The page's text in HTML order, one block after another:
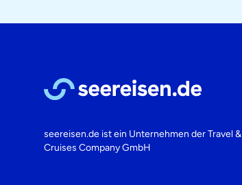
seereisen.de ist ein Unternehmen derTravel &
Cruises Company GmbH